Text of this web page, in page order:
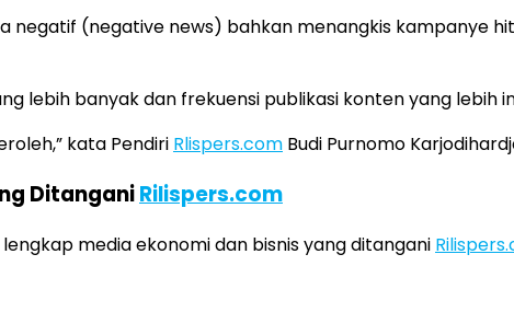
negatif (negative news) bahkan menangkis kampanye
lebih banyak dan frekuensi publikasi konten yang lebih
kata Pendiri Rlispers.com Budi Purnomo
DitanganiRilispers.com
media ekonomi dan bisnis yang ditangani